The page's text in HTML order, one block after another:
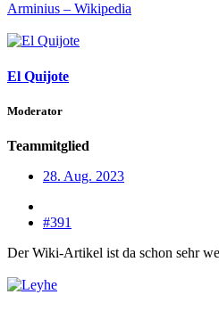
Arminius – Wikipedia
El Quijote
Moderator
Teammitglied
28. Aug. 2023
#391
Der Wiki-Artikel ist da schon sehr